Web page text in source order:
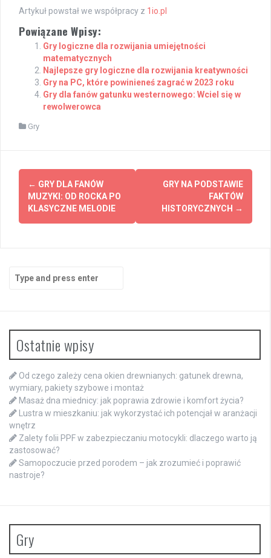
Artykuł powstał we współpracy z 1io.pl
Powiązane Wpisy:
Gry logiczne dla rozwijania umiejętności
matematycznych
Najlepsze gry logiczne dla rozwijania kreatywności
Gry na PC, które powinieneś zagrać w 2023 roku
Gry dla fanów gatunku westernowego: Wciel się w
rewolwerowca
Gry
Post
navigation
← GRY DLA FANÓW
MUZYKI: OD ROCKA PO
KLASYCZNE MELODIE
GRY NA PODSTAWIE
FAKTÓW
HISTORYCZNYCH →
Search
for:
Ostatnie wpisy
Od czego zależy cena okien drewnianych: gatunek drewna,
wymiary, pakiety szybowe i montaż
Masaż dna miednicy: jak poprawia zdrowie i komfort życia?
Lustra w mieszkaniu: jak wykorzystać ich potencjał w aranżacji
wnętrz
Zalety folii PPF w zabezpieczaniu motocykli: dlaczego warto ją
zastosować?
Samopoczucie przed porodem – jak zrozumieć i poprawić
nastroje?
Gry